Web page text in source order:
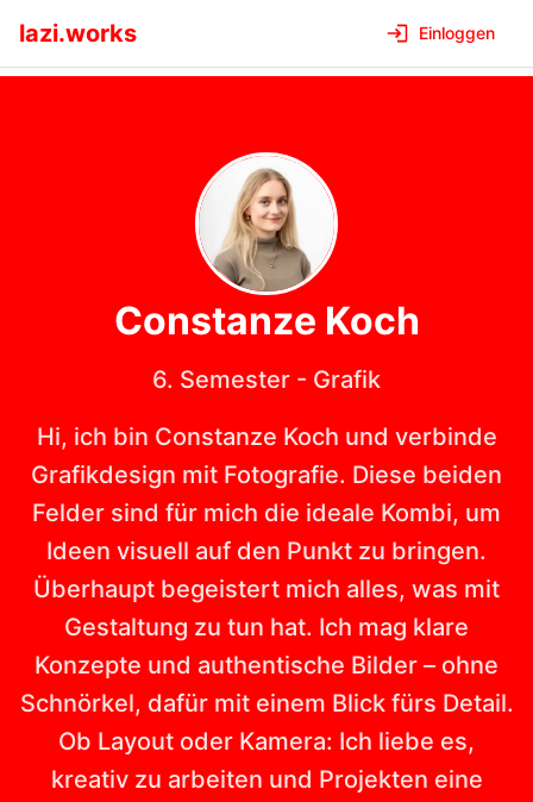
lazi.works Einloggen
Constanze Koch
6. Semester - Grafik
Hi, ich bin Constanze Koch und verbinde
Grafikdesign mit Fotografie. Diese beiden
Felder sind für mich die ideale Kombi, um
Ideen visuell auf den Punkt zu bringen.
Überhaupt begeistert mich alles, was mit
Gestaltung zu tun hat. Ich mag klare
Konzepte und authentische Bilder – ohne
Schnörkel, dafür mit einem Blick fürs Detail.
Ob Layout oder Kamera: Ich liebe es,
kreativ zu arbeiten und Projekten eine